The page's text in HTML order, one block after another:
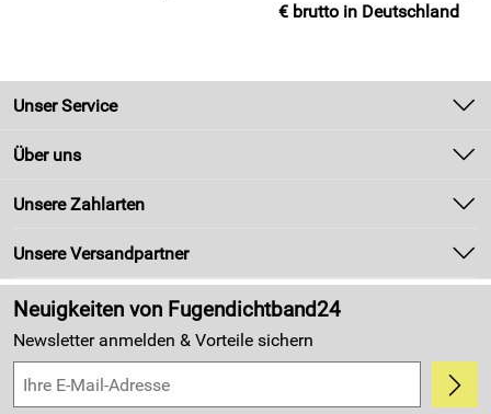
€ brutto in Deutschland
Unser Service
Kontakt
Zahlung und Versand
Kundenlogin
Über uns
Unsere Bestseller
Neu
Made in Germany
Kundenbewertungen (4.405)
5,0/5*****
Unsere Zahlarten
Unsere Versandpartner
Neuigkeiten von Fugendichtband24
Newsletter anmelden & Vorteile sichern